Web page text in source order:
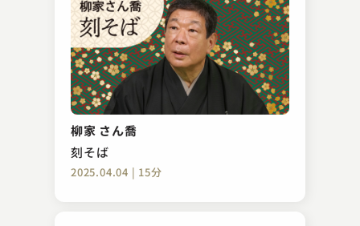
柳家 さん喬
刻そば
2025.04.04 | 15分